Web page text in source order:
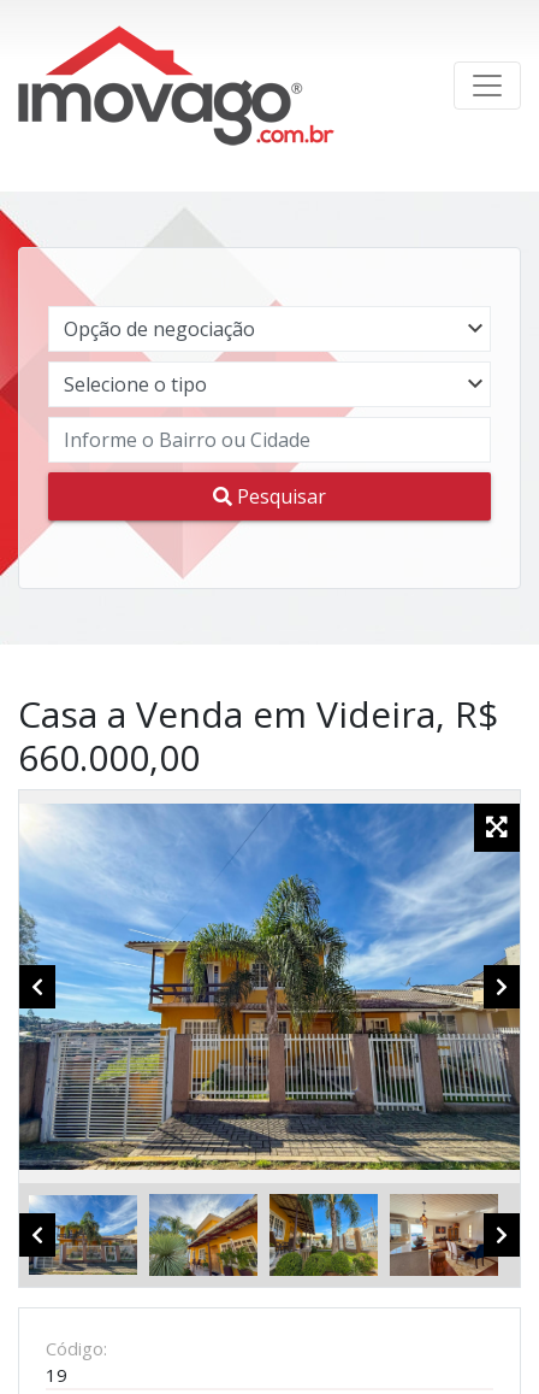
Pesquisar
Casa a Venda em Videira, R$
660.000,00
Código:
19